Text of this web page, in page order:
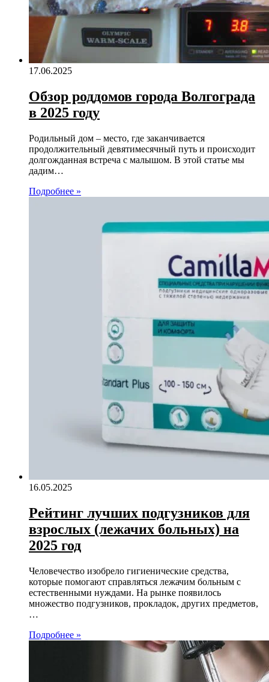
17.06.2025
Обзор роддомов города Волгограда
в 2025 году
Родильный дом – место, где заканчивается
продолжительный девятимесячный путь и происходит
долгожданная встреча с малышом. В этой статье мы
дадим…
Подробнее »
16.05.2025
Рейтинг лучших подгузников для
взрослых (лежачих больных) на
2025 год
Человечество изобрело гигиенические средства,
которые помогают справляться лежачим больным с
естественными нуждами. На рынке появилось
множество подгузников, прокладок, других предметов,
…
Подробнее »